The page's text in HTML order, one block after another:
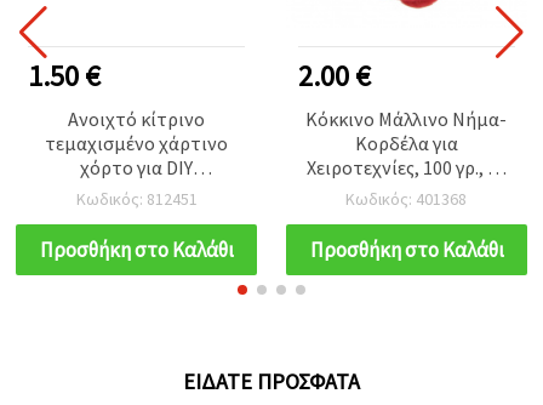
1.50 €
Ανοιχτό κίτρινο
τεμαχισμένο χάρτινο
χόρτο για DIY
χειροτεχνίες,
καλλιτεχνικά έργα &
διακόσμηση, 50 γρ.
Κωδικός: 812451
Προσθήκη στο Καλάθι
2.00 €
Κόκκινο Μάλλινο Νήμα-
Κορδέλα για
Χειροτεχνίες, 100 γρ., ~5
μ.
Κωδικός: 401368
Προσθήκη στο Καλάθι
ΕΊΔΑΤΕ ΠΡΌΣΦΑΤΑ